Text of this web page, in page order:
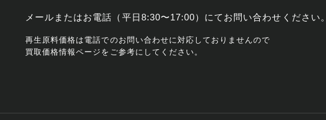
メールまたはお電話（平日8:30〜17:00）にてお問い合わせください。
再生原料価格は電話でのお問い合わせに対応しておりませんので
買取価格情報ページをご参考にしてください。